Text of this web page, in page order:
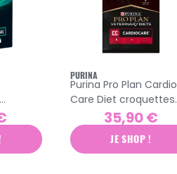
5kg
PURINA
Purina Pro Plan Cardio
Care Diet croquettes
chien 3kg35,90 €
JE SHOP !